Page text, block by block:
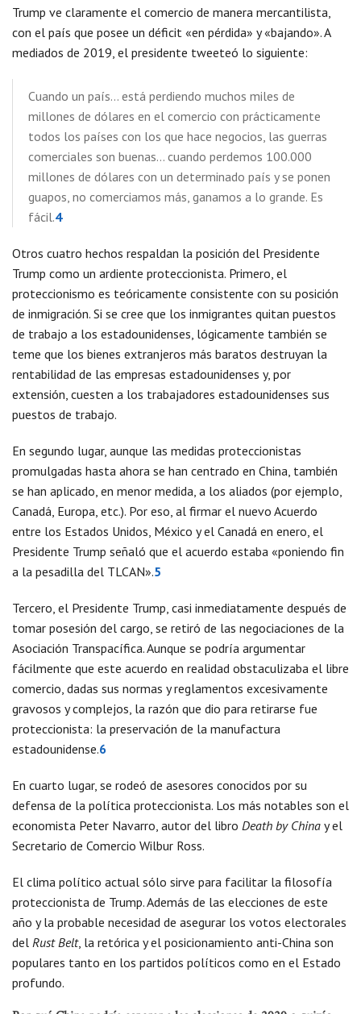
Trump ve claramente el comercio de manera mercantilista,
con el país que posee un déficit «en pérdida» y «bajando». A
mediados de 2019, el presidente tweeteó lo siguiente:
Cuando un país… está perdiendo muchos miles de
millones de dólares en el comercio con prácticamente
todos los países con los que hace negocios, las guerras
comerciales son buenas… cuando perdemos 100.000
millones de dólares con un determinado país y se ponen
guapos, no comerciamos más, ganamos a lo grande. Es
fácil.4
Otros cuatro hechos respaldan la posición del Presidente
Trump como un ardiente proteccionista. Primero, el
proteccionismo es teóricamente consistente con su posición
de inmigración. Si se cree que los inmigrantes quitan puestos
de trabajo a los estadounidenses, lógicamente también se
teme que los bienes extranjeros más baratos destruyan la
rentabilidad de las empresas estadounidenses y, por
extensión, cuesten a los trabajadores estadounidenses sus
puestos de trabajo.
En segundo lugar, aunque las medidas proteccionistas
promulgadas hasta ahora se han centrado en China, también
se han aplicado, en menor medida, a los aliados (por ejemplo,
Canadá, Europa, etc.). Por eso, al firmar el nuevo Acuerdo
entre los Estados Unidos, México y el Canadá en enero, el
Presidente Trump señaló que el acuerdo estaba «poniendo fin
a la pesadilla del TLCAN».5
Tercero, el Presidente Trump, casi inmediatamente después de
tomar posesión del cargo, se retiró de las negociaciones de la
Asociación Transpacífica. Aunque se podría argumentar
fácilmente que este acuerdo en realidad obstaculizaba el libre
comercio, dadas sus normas y reglamentos excesivamente
gravosos y complejos, la razón que dio para retirarse fue
proteccionista: la preservación de la manufactura
estadounidense.6
En cuarto lugar, se rodeó de asesores conocidos por su
defensa de la política proteccionista. Los más notables son el
economista Peter Navarro, autor del libro Death by China y el
Secretario de Comercio Wilbur Ross.
El clima político actual sólo sirve para facilitar la filosofía
proteccionista de Trump. Además de las elecciones de este
año y la probable necesidad de asegurar los votos electorales
del Rust Belt, la retórica y el posicionamiento anti-China son
populares tanto en los partidos políticos como en el Estado
profundo.